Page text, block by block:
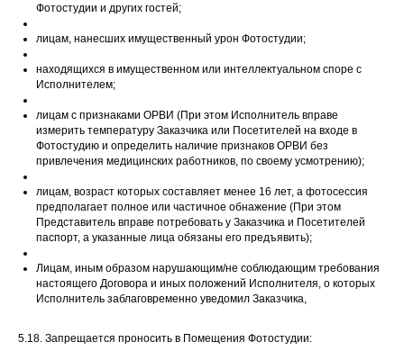
Фотостудии и других гостей;
лицам, нанесших имущественный урон Фотостудии;
находящихся в имущественном или интеллектуальном споре с
Исполнителем;
лицам с признаками ОРВИ (При этом Исполнитель вправе
измерить температуру Заказчика или Посетителей на входе в
Фотостудию и определить наличие признаков ОРВИ без
привлечения медицинских работников, по своему усмотрению);
лицам, возраст которых составляет менее 16 лет, а фотосессия
предполагает полное или частичное обнажение (При этом
Представитель вправе потребовать у Заказчика и Посетителей
паспорт, а указанные лица обязаны его предъявить);
Лицам, иным образом нарушающим/не соблюдающим требования
настоящего Договора и иных положений Исполнителя, о которых
Исполнитель заблаговременно уведомил Заказчика,
5.18. Запрещается проносить в Помещения Фотостудии: